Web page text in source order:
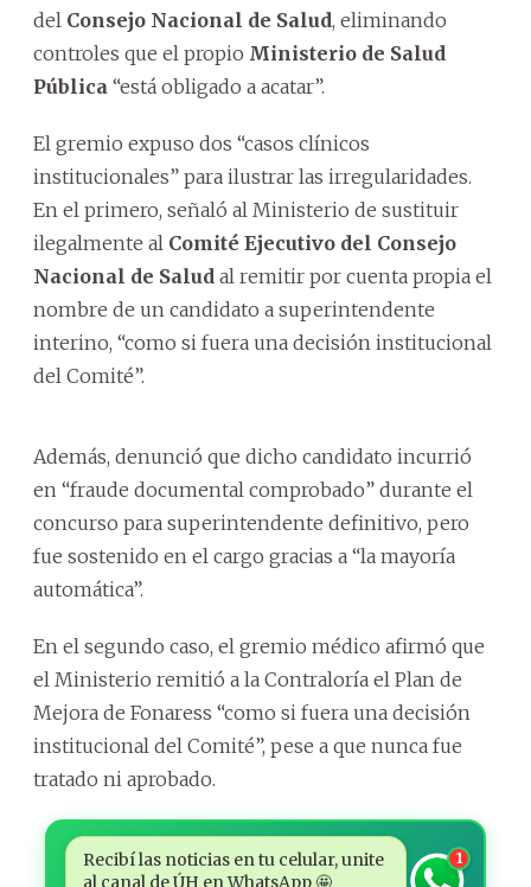
del Consejo Nacional de Salud, eliminando
controles que el propio Ministerio de Salud
Pública “está obligado a acatar”.
El gremio expuso dos “casos clínicos
institucionales” para ilustrar las irregularidades.
En el primero, señaló al Ministerio de sustituir
ilegalmente al Comité Ejecutivo del Consejo
Nacional de Salud al remitir por cuenta propia el
nombre de un candidato a superintendente
interino, “como si fuera una decisión institucional
del Comité”.
Además, denunció que dicho candidato incurrió
en “fraude documental comprobado” durante el
concurso para superintendente definitivo, pero
fue sostenido en el cargo gracias a “la mayoría
automática”.
En el segundo caso, el gremio médico afirmó que
el Ministerio remitió a la Contraloría el Plan de
Mejora de Fonaress “como si fuera una decisión
institucional del Comité”, pese a que nunca fue
tratado ni aprobado.
Recibí las noticias en tu celular, unite
al canal de ÚH en WhatsApp 🤩
1